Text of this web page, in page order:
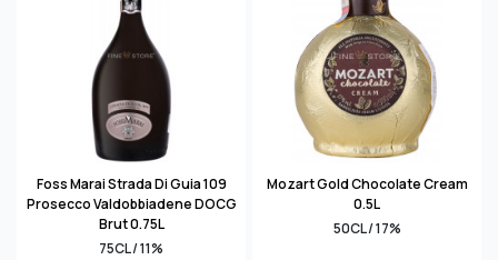
Foss Marai Strada Di Guia 109
Prosecco Valdobbiadene DOCG
Brut 0.75L
75CL / 11%
Mozart Gold Chocolate Cream
0.5L
50CL / 17%